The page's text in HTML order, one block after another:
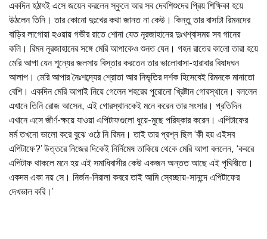
একদিন হঠাৎই এসে জয়েন করলেন স্কুলে আর সব দেবশিশুদের প্রিয় শিক্ষিকা হয়ে
উঠলেন তিনি। তার কোনো দুঃখের কথা জানত না কেউ। কিন্তু তার বাসাটা রিমনদের
বাড়ির লাগোয়া হওয়ায় গভীর রাতে শোনা যেত নূরজাহানের দুঃখশ্বাসময় সব গানের
কলি। রিমন নূরজাহানের সঙ্গে মেরি আপাকেও শুনত যেন। গহন রাতের কালো তারা হয়ে
মেরি আপা যেন শূন্যের জলসায় বিস্তার করতেন তার ভালোবাসা-হারাবার বিষাদঘন
আলাপ। মেরি আপার নৈঃশব্দ্যের শ্রোতা আর নিভৃতির দর্শক হিসেবেই রিমনকে মানাতো
বেশি। একদিন মেরি আপাই নিয়ে গেলেন শহরের পুরোনো খ্রিষ্টান গোরস্থানে। বললেন
এখানে তিনি রোজ আসেন, এই গোরস্থানকেই মনে করেন তার সংসার। প্রতিদিন
এখানে এসে জীর্ণ-ক্ষয়ে যাওয়া এপিটাফগুলো ধুয়ে-মুছে পরিষ্কার করেন। এপিটাফের
মর্ম তখনো ভালো করে বুঝে ওঠে নি রিমন। তাই তার প্রশ্ন ছিল ‘কী হয় এইসব
এপিটাফে?’ উত্তরে নিজের দিকেই নির্নিমেষ তাকিয়ে থেকে মেরি আপা বললেন, ‘কবরে
এপিটাফ থাকলে মনে হয় এই সমাধিবাসীর কেউ একজন অন্তত আছে এই পৃথিবীতে।
একদম একা নয় সে। নির্জন-নিরালা কবরে তাই আমি স্বেচ্ছায়-সানন্দে এপিটাফের
দেখভাল করি।’